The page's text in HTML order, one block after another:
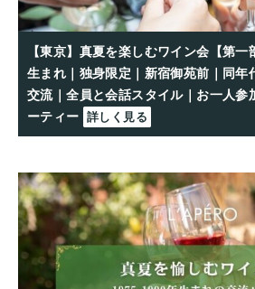
【東京】真夏を楽しむワイン会【第
生まれ｜独身限定｜新宿御苑前｜同年
交流｜全員と会話スタイル｜お一人参
ーティー 詳しく見る